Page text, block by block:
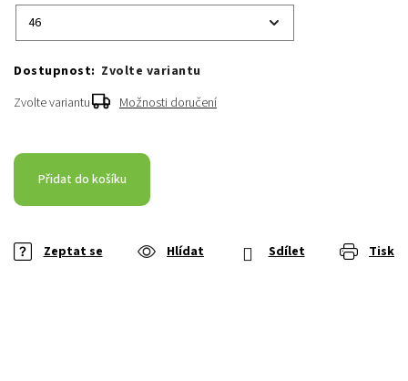
Zvolte variantu
Zvolte variantu
Možnosti doručení
Přidat do košíku
Tisk
Zeptat se Hlídat Sdílet